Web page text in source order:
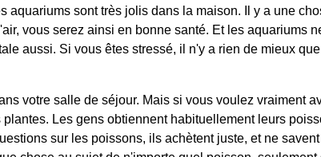
aquariums sont très jolis dans la maison. Il y a une
vous serez ainsi en bonne santé. Et les aquariums
aussi. Si vous êtes stressé, il n'y a rien de mieux que
votre salle de séjour. Mais si vous voulez vraiment
Les gens obtiennent habituellement leurs
sur les poissons, ils achètent juste, et ne